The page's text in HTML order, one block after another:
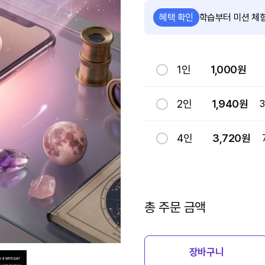
혜택 확인 학습부터 미션 체
1인 1,000원
2인 1,940원
4인 3,720원
총 주문 금액
장바구니